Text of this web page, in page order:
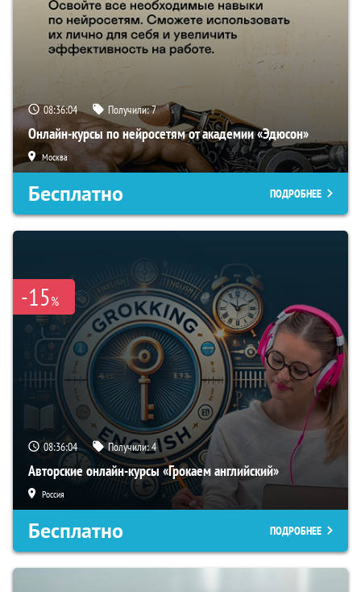
08:36:03 Получили:7
Онлайн-курсы по нейросетям от академии «Эдюсон»
Москва
Бесплатно ПОДРОБНЕЕ
-15%
08:36:03 Получили:4
Авторские онлайн-курсы «Грокаем английский»
Россия
Бесплатно ПОДРОБНЕЕ